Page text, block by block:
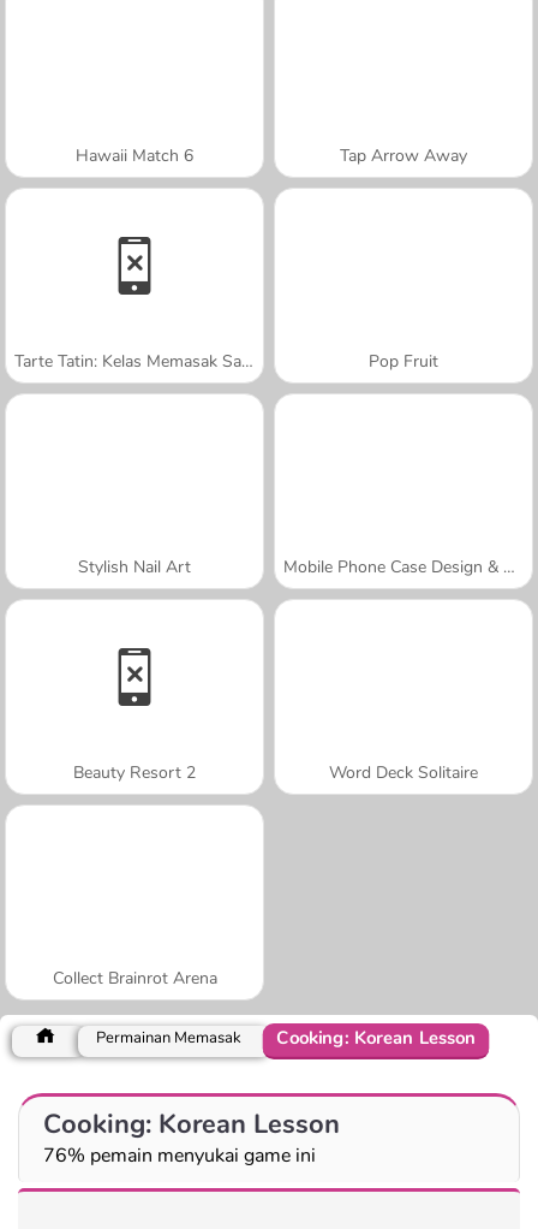
Hawaii Match 6 Tap Arrow Away
Tarte Tatin: Kelas Memasak Sara Pop Fruit
Stylish Nail Art Mobile Phone Case Design & DIY
Beauty Resort 2 Word Deck Solitaire
Collect Brainrot Arena
Permainan Memasak Cooking: Korean Lesson
Cooking: Korean Lesson
76% pemain menyukai game ini